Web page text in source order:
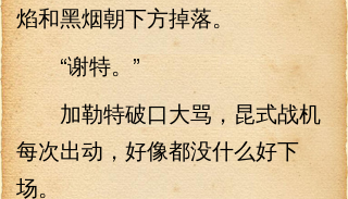
焰和黑烟朝下方掉落。
“谢特。”
加勒特破口大骂，昆式战机
每次出动，好像都没什么好下
场。